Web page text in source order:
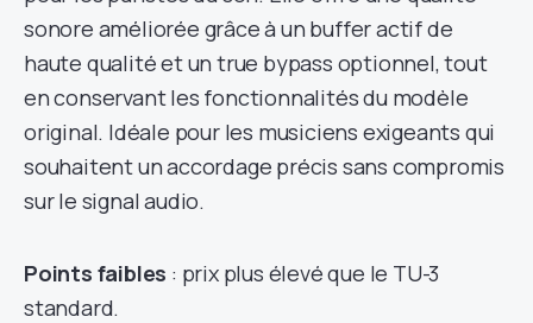
sonore améliorée grâce à un buffer actif de
haute qualité et un true bypass optionnel, tout
en conservant les fonctionnalités du modèle
original. Idéale pour les musiciens exigeants qui
souhaitent un accordage précis sans compromis
sur le signal audio.
Points faibles : prix plus élevé que le TU-3
standard.